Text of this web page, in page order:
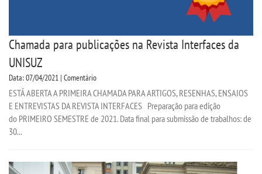
Chamada para publicações na Revista Interfaces da
UNISUZ
Data: 07/04/2021 | Comentário
ESTÁ ABERTA A PRIMEIRA CHAMADA PARA ARTIGOS, RESENHAS, ENSAIOS
E ENTREVISTAS DA REVISTA INTERFACES Preparação para edição
do PRIMEIRO SEMESTRE de 2021. Data final para submissão de trabalhos: de
30...